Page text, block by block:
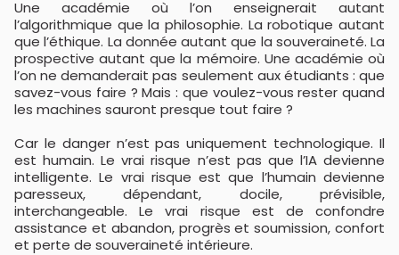
Une académie où l’on enseignerait autant
l’algorithmique que la philosophie. La robotique autant
que l’éthique. La donnée autant que la souveraineté. La
prospective autant que la mémoire. Une académie où
l’on ne demanderait pas seulement aux étudiants : que
savez-vous faire ? Mais : que voulez-vous rester quand
les machines sauront presque tout faire ?
Car le danger n’est pas uniquement technologique. Il
est humain. Le vrai risque n’est pas que l’IA devienne
intelligente. Le vrai risque est que l’humain devienne
paresseux, dépendant, docile, prévisible,
interchangeable. Le vrai risque est de confondre
assistance et abandon, progrès et soumission, confort
et perte de souveraineté intérieure.